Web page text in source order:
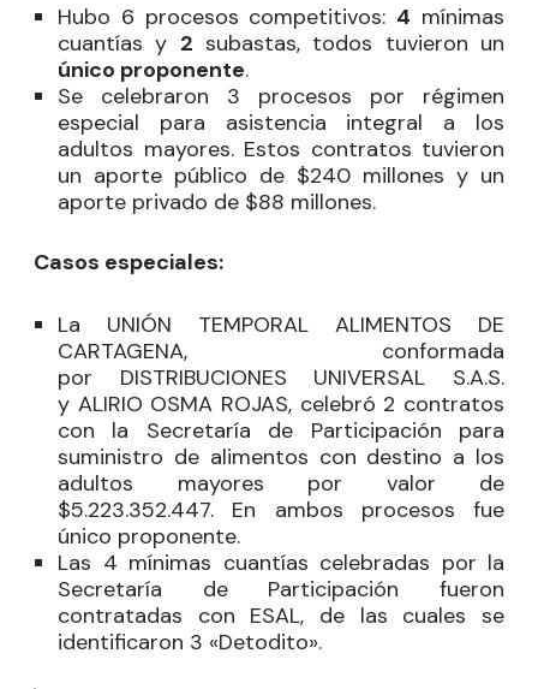
Hubo 6 procesos competitivos: 4 mínimas
cuantías y 2 subastas, todos tuvieron un
único proponente.
Se celebraron 3 procesos por régimen
especial para asistencia integral a los
adultos mayores. Estos contratos tuvieron
un aporte público de $240 millones y un
aporte privado de $88 millones.
Casos especiales:
La UNIÓN TEMPORAL ALIMENTOS DE
CARTAGENA, conformada
por DISTRIBUCIONES UNIVERSAL S.A.S.
y ALIRIO OSMA ROJAS, celebró 2 contratos
con la Secretaría de Participación para
suministro de alimentos con destino a los
adultos mayores por valor de
$5.223.352.447. En ambos procesos fue
único proponente.
Las 4 mínimas cuantías celebradas por la
Secretaría de Participación fueron
contratadas con ESAL, de las cuales se
identificaron 3 «Detodito».